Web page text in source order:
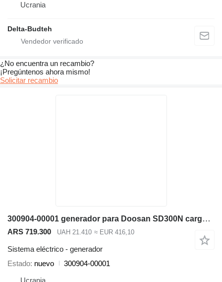
Ucrania
Delta-Budteh
¿No encuentra un recambio?
¡Pregúntenos ahora mismo!
Solicitar recambio
300904-00001 generador para Doosan SD300N cargadora de ruedas
ARS 719.300 UAH 21.410 ≈ EUR 416,10
Sistema eléctrico - generador
Estado nuevo
300904-00001
Ucrania